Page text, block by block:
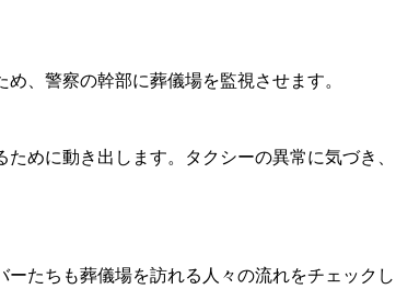
、警察の幹部に葬儀場を監視させます。
めに動き出します。タクシーの異常に気づき、
たちも葬儀場を訪れる人々の流れをチェックし